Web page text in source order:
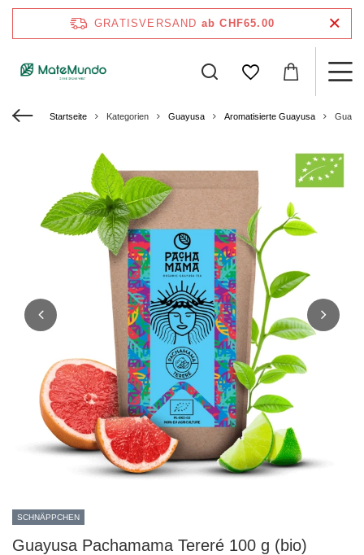
GRATISVERSAND ab CHF65.00
Startseite Kategorien Guayusa Aromatisierte Guayusa
SCHNÄPPCHEN
Guayusa Pachamama Tereré 100 g (bio)